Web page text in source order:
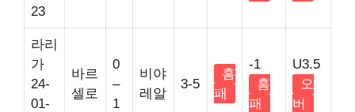
23
라리
가
24-
01-
바르
셀로
0
–
1
비야
레알
3-5
홈
패
-1
홈
패
U3.5
오
버